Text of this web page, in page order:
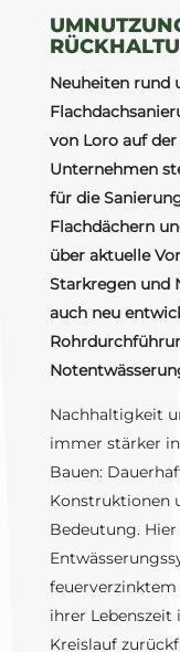
Neuheiten rund
von Loro auf der
Unternehmen
für die
Flachdächern
über aktuelle
Starkregen und
auch neu
Nachhaltigkeit
immer stärker
Bauen:
Konstruktionen
Bedeutung.
feuerverzinktem
ihrer
Kreislauf